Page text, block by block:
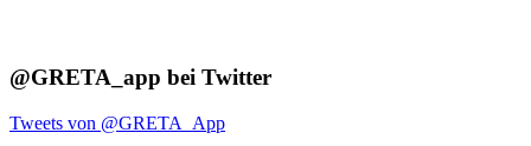
@GRETA_app bei Twitter
Tweets von @GRETA_App